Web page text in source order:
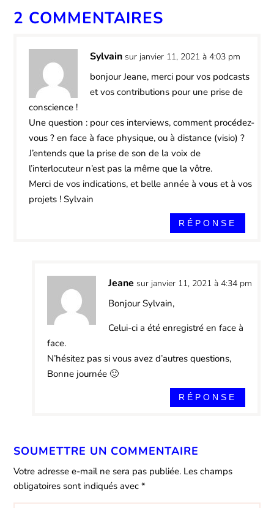
2 COMMENTAIRES
Sylvain sur janvier 11, 2021 à 4:03 pm
bonjour Jeane, merci pour vos podcasts
et vos contributions pour une prise de
conscience !
Une question : pour ces interviews, comment procédez-
vous ? en face à face physique, ou à distance (visio) ?
J’entends que la prise de son de la voix de
l’interlocuteur n’est pas la même que la vôtre.
Merci de vos indications, et belle année à vous et à vos
projets ! Sylvain
RÉPONSE
Jeane sur janvier 11, 2021 à 4:34 pm
Bonjour Sylvain,
Celui-ci a été enregistré en face à
face.
N’hésitez pas si vous avez d’autres questions,
Bonne journée 🙂
RÉPONSE
SOUMETTRE UN COMMENTAIRE
Votre adresse e-mail ne sera pas publiée. Les champs
obligatoires sont indiqués avec*